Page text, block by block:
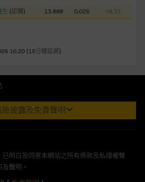
生 (認購) 13.888 0.026 +8.33
16:20 (15分鐘延遲)
內容及所介紹服務或產品是否準確或合
，載有第三者網站的連結，不應視為該第
理的網站，但麥格理集團並非授權網站瀏
何內容，因該等內容可能屬他人的知識產
的軟件應用
載的軟件程式屬於第三者的產品。閣下使
用條款約束。
時認為可靠之來源，且均以真誠提供。然
(CE No. AAC 534)(「 MCL 」)不作陳
整性及合時性負上責任。
務監察委員會註冊交易商MCL提供。MCL為
的Macquarie Bank Limited (ABN 46 008
險披露及免責聲明
明白及同意本網站之所有條款及私隱權聲
聲明。